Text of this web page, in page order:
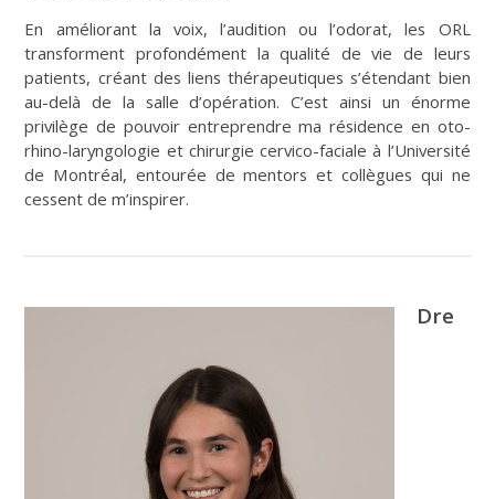
En améliorant la voix, l’audition ou l’odorat, les ORL
transforment profondément la qualité de vie de leurs
patients, créant des liens thérapeutiques s’étendant bien
au-delà de la salle d’opération. C’est ainsi un énorme
privilège de pouvoir entreprendre ma résidence en oto-
rhino-laryngologie et chirurgie cervico-faciale à l’Université
de Montréal, entourée de mentors et collègues qui ne
cessent de m’inspirer.
Dre